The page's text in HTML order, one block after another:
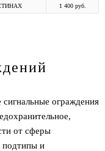
1 400 руб.
от сферы
подтипы и